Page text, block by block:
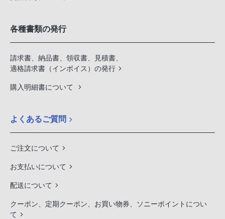
各種書類の発行
請求書、納品書、領収書、見積書、
適格請求書（インボイス）の発行
購入明細書について
よくあるご質問
ご注文について
お支払いについて
配送について
クーポン、定期クーポン、お買い物券、ソニーポイントについ
て